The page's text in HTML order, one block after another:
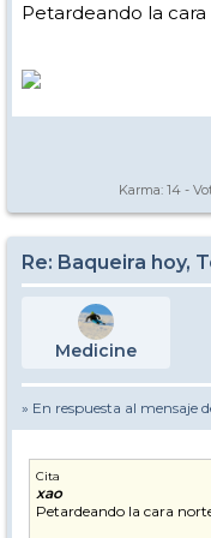
Petardeando la
Karma: 14 -
Re: Baqueira hoy,
Medicine
» En respuesta al mensaje
Cita
xao
Petardeando la cara